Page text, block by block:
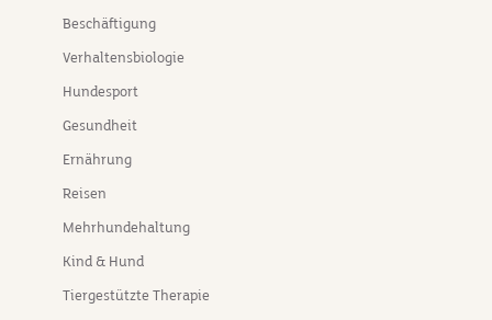
Beschäftigung
Verhaltensbiologie
Hundesport
Gesundheit
Ernährung
Reisen
Mehrhundehaltung
Kind & Hund
Tiergestützte Therapie